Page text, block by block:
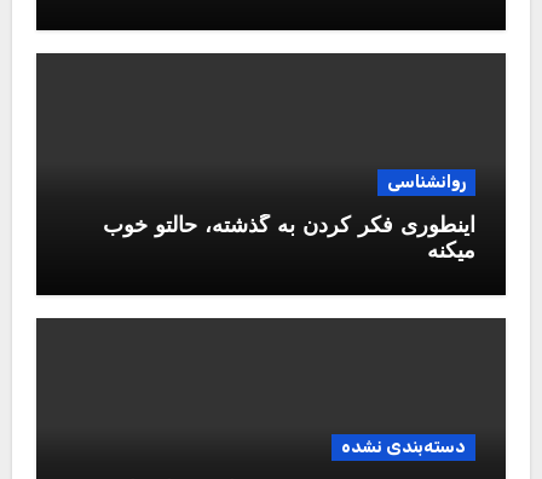
روانشناسی
اینطوری فکر کردن به گذشته، حالتو خوب
میکنه
دسته‌بندی نشده